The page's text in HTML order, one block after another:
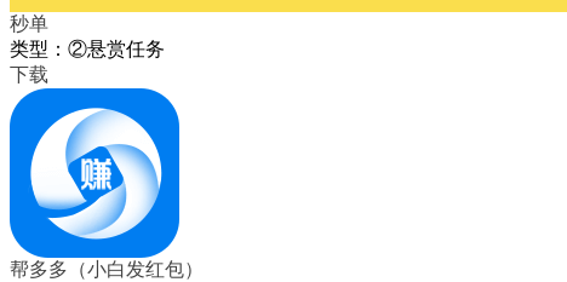
秒单
类型：②悬赏任务
下载
帮多多（小白发红包）